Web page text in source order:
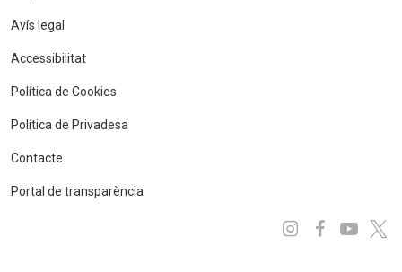
Avís legal
Accessibilitat
Política de Cookies
Política de Privadesa
Contacte
Portal de transparència
Instagram